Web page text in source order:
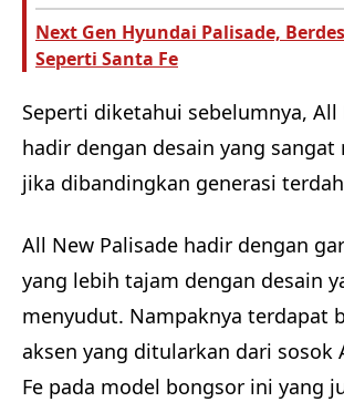
Next Gen Hyundai Palisade,
Seperti Santa Fe
Seperti diketahui sebelumnya, All
hadir dengan desain yang sangat
jika dibandingkan generasi
All New Palisade hadir dengan
yang lebih tajam dengan desain
menyudut. Nampaknya terdapat
aksen yang ditularkan dari sosok
Fe pada model bongsor ini yang